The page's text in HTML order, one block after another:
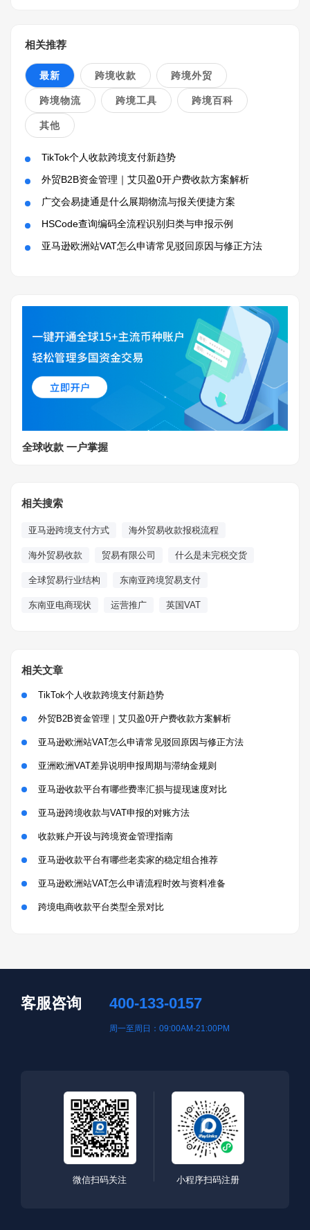
相关推荐
最新 跨境收款 跨境外贸
跨境物流 跨境工具 跨境百科
其他
TikTok个人收款跨境支付新趋势
外贸B2B资金管理｜艾贝盈0开户费收款方案解析
广交会易捷通是什么展期物流与报关便捷方案
HSCode查询编码全流程识别归类与申报示例
亚马逊欧洲站VAT怎么申请常见驳回原因与修正方法
全球收款 一户掌握
相关搜索
亚马逊跨境支付方式 海外贸易收款报税流程
海外贸易收款 贸易有限公司 什么是未完税交货
全球贸易行业结构 东南亚跨境贸易支付
东南亚电商现状 运营推广 英国VAT
相关文章
TikTok个人收款跨境支付新趋势
外贸B2B资金管理｜艾贝盈0开户费收款方案解析
亚马逊欧洲站VAT怎么申请常见驳回原因与修正方法
亚洲欧洲VAT差异说明申报周期与滞纳金规则
亚马逊收款平台有哪些费率汇损与提现速度对比
亚马逊跨境收款与VAT申报的对账方法
收款账户开设与跨境资金管理指南
亚马逊收款平台有哪些老卖家的稳定组合推荐
亚马逊欧洲站VAT怎么申请流程时效与资料准备
跨境电商收款平台类型全景对比
客服咨询 400-133-0157
周一至周日：09:00AM-21:00PM
微信扫码关注 小程序扫码注册